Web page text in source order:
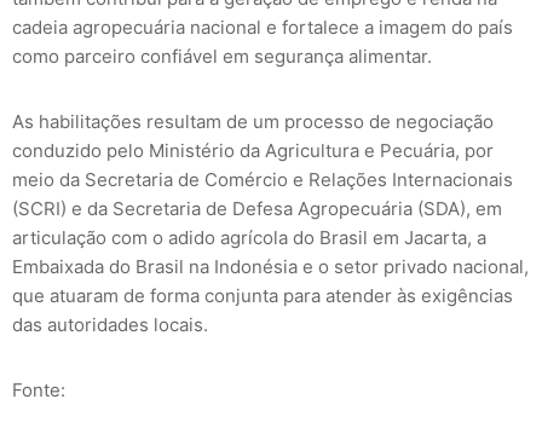
cadeia agropecuária nacional e fortalece a imagem do país
como parceiro confiável em segurança alimentar.
As habilitações resultam de um processo de negociação
conduzido pelo Ministério da Agricultura e Pecuária, por
meio da Secretaria de Comércio e Relações Internacionais
(SCRI) e da Secretaria de Defesa Agropecuária (SDA), em
articulação com o adido agrícola do Brasil em Jacarta, a
Embaixada do Brasil na Indonésia e o setor privado nacional,
que atuaram de forma conjunta para atender às exigências
das autoridades locais.
Fonte: